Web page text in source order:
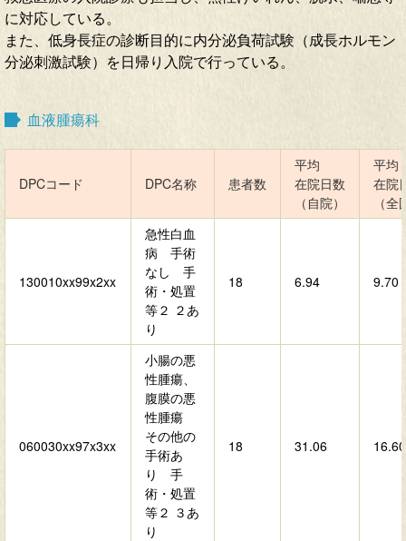
に対応している。
また、低身長症の診断目的に内分泌負荷試験（成長ホルモン
分泌刺激試験）を日帰り入院で行っている。
血液腫瘍科
DPCコード DPC名称 患者数
平均
在院日数
（自院）
平均
在院
（
130010xx99x2xx
急性白血
病 手術
なし 手
術・処置
等２ ２あ
り
18 6.94 9.70
060030xx97x3xx
小腸の悪
性腫瘍、
腹膜の悪
性腫瘍
その他の
手術あ
り 手
術・処置
等２ ３あ
り
18 31.06 16.60